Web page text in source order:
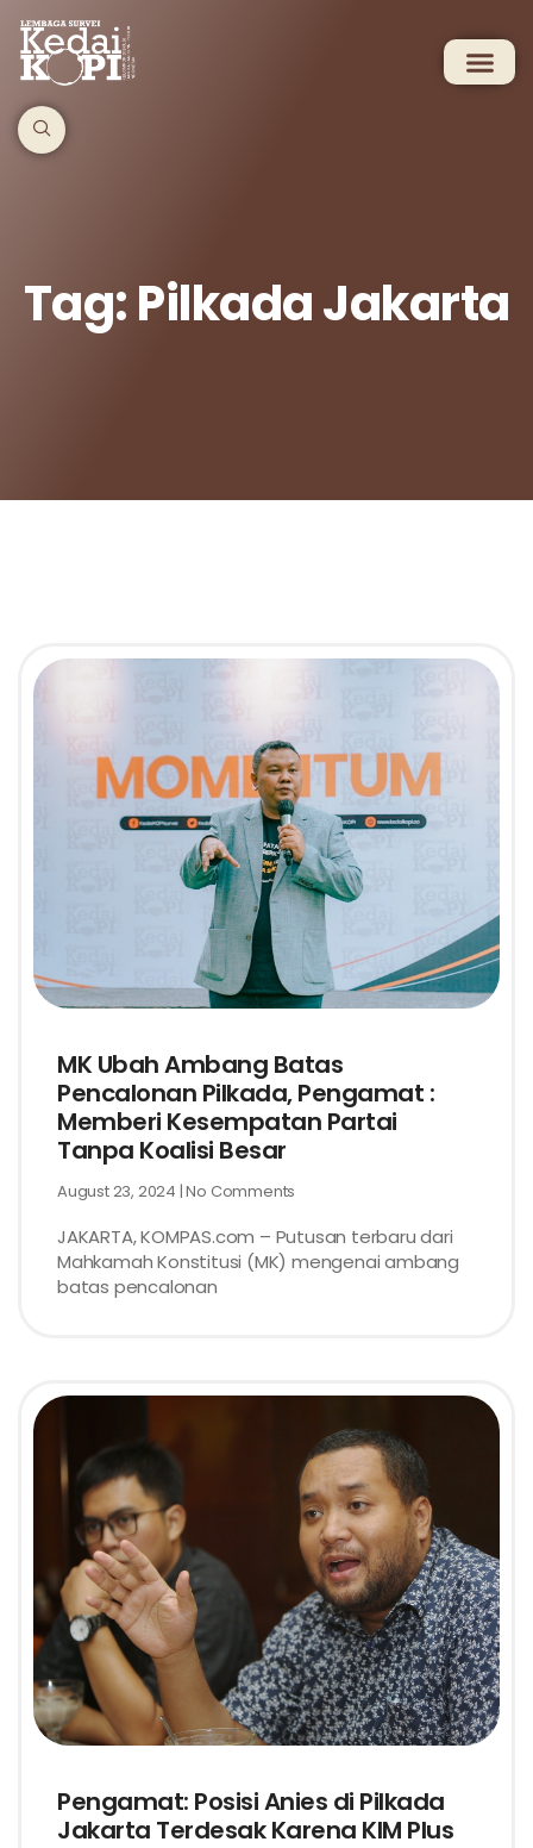
Tag: Pilkada Jakarta
MK Ubah Ambang Batas
Pencalonan Pilkada, Pengamat :
Memberi Kesempatan Partai
Tanpa Koalisi Besar
August 23, 2024 No Comments
JAKARTA, KOMPAS.com – Putusan terbaru dari
Mahkamah Konstitusi (MK) mengenai ambang
batas pencalonan
Pengamat: Posisi Anies di Pilkada
Jakarta Terdesak Karena KIM Plus